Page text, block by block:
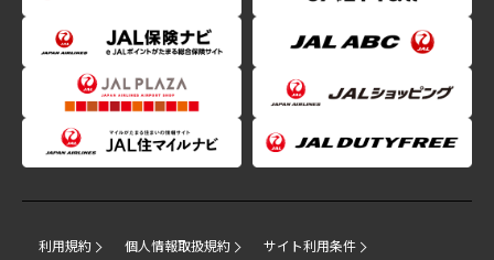
利用規約 個人情報取扱規約 サイト利用条件